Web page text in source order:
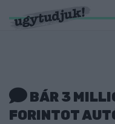
BÁR 3
FORINTOT